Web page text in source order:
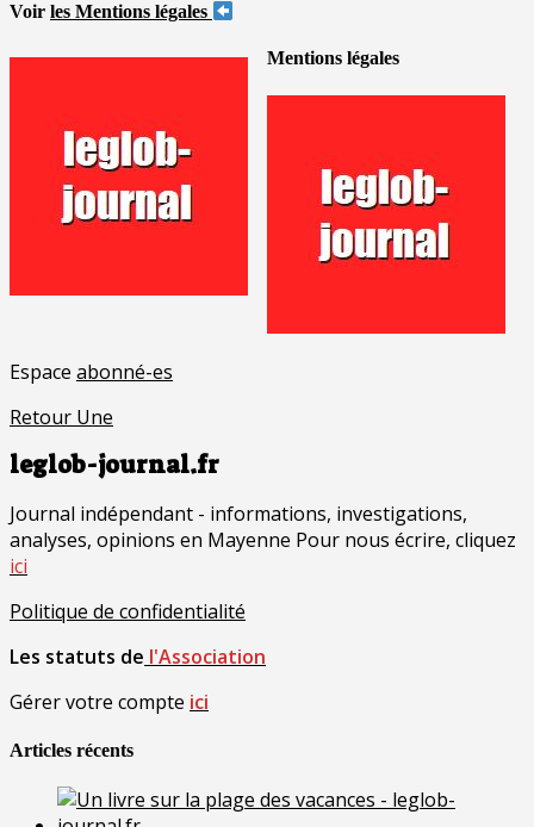
Voir les Mentions légales
Mentions légales
Espace abonné-es
Retour Une
leglob-journal.fr
Journal indépendant - informations, investigations,
analyses, opinions en Mayenne Pour nous écrire, cliquez
ici
Politique de confidentialité
Les statuts de l'Association
Gérer votre compte ici
Articles récents